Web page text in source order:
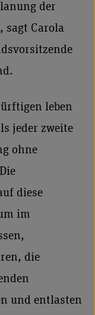
der
sagt Carola
leben
jeder zweite
ohne
diese
im
die
und entlasten